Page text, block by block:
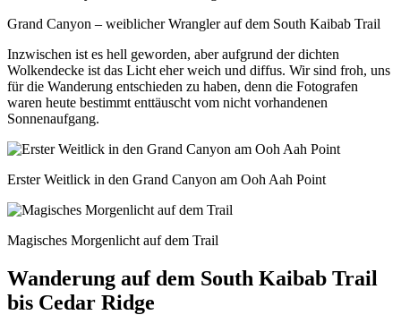
Grand Canyon – weiblicher Wrangler auf dem South Kaibab Trail
Inzwischen ist es hell geworden, aber aufgrund der dichten
Wolkendecke ist das Licht eher weich und diffus. Wir sind froh, uns
für die Wanderung entschieden zu haben, denn die Fotografen
waren heute bestimmt enttäuscht vom nicht vorhandenen
Sonnenaufgang.
Erster Weitlick in den Grand Canyon am Ooh Aah Point
Magisches Morgenlicht auf dem Trail
Wanderung auf dem South Kaibab Trail
bis Cedar Ridge